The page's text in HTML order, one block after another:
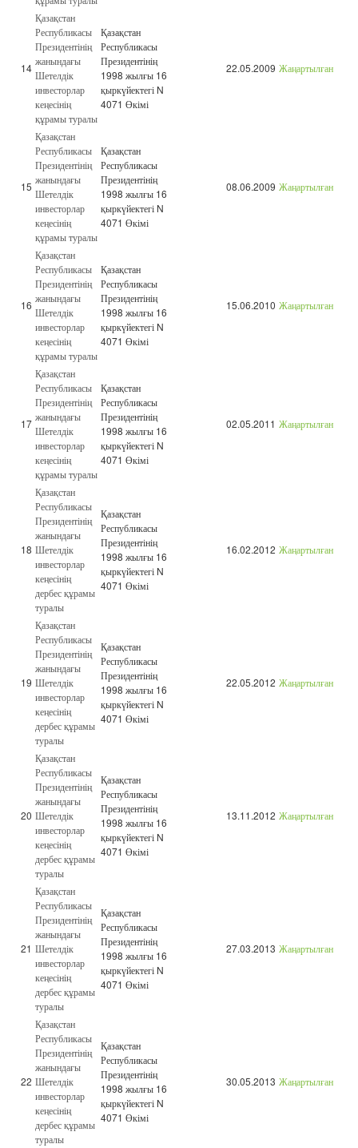
14
Қазақстан
Республикасы
Президентінің
жанындағы
Шетелдік
инвесторлар
кеңесінің
құрамы туралы
Қазақстан
Республикасы
Президентінің
1998 жылғы 16
қыркүйектегі N
4071 Өкімі
22.05.2009 Жаңартылған
15
Қазақстан
Республикасы
Президентінің
жанындағы
Шетелдік
инвесторлар
кеңесінің
құрамы туралы
Қазақстан
Республикасы
Президентінің
1998 жылғы 16
қыркүйектегі N
4071 Өкімі
08.06.2009 Жаңартылған
16
Қазақстан
Республикасы
Президентінің
жанындағы
Шетелдік
инвесторлар
кеңесінің
құрамы туралы
Қазақстан
Республикасы
Президентінің
1998 жылғы 16
қыркүйектегі N
4071 Өкімі
15.06.2010 Жаңартылған
17
Қазақстан
Республикасы
Президентінің
жанындағы
Шетелдік
инвесторлар
кеңесінің
құрамы туралы
Қазақстан
Республикасы
Президентінің
1998 жылғы 16
қыркүйектегі N
4071 Өкімі
02.05.2011 Жаңартылған
18
Қазақстан
Республикасы
Президентінің
жанындағы
Шетелдік
инвесторлар
кеңесінің
дербес құрамы
туралы
Қазақстан
Республикасы
Президентінің
1998 жылғы 16
қыркүйектегі N
4071 Өкімі
16.02.2012 Жаңартылған
19
Қазақстан
Республикасы
Президентінің
жанындағы
Шетелдік
инвесторлар
кеңесінің
дербес құрамы
туралы
Қазақстан
Республикасы
Президентінің
1998 жылғы 16
қыркүйектегі N
4071 Өкімі
22.05.2012 Жаңартылған
20
Қазақстан
Республикасы
Президентінің
жанындағы
Шетелдік
инвесторлар
кеңесінің
дербес құрамы
туралы
Қазақстан
Республикасы
Президентінің
1998 жылғы 16
қыркүйектегі N
4071 Өкімі
13.11.2012 Жаңартылған
21
Қазақстан
Республикасы
Президентінің
жанындағы
Шетелдік
инвесторлар
кеңесінің
дербес құрамы
туралы
Қазақстан
Республикасы
Президентінің
1998 жылғы 16
қыркүйектегі N
4071 Өкімі
27.03.2013 Жаңартылған
22
Қазақстан
Республикасы
Президентінің
жанындағы
Шетелдік
инвесторлар
кеңесінің
дербес құрамы
туралы
Қазақстан
Республикасы
Президентінің
1998 жылғы 16
қыркүйектегі N
4071 Өкімі
30.05.2013 Жаңартылған